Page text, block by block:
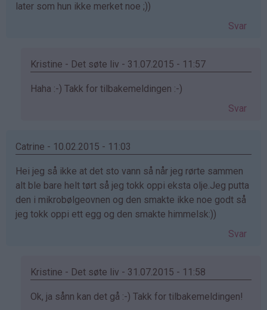
later som hun ikke merket noe ;))
Svar
Kristine - Det søte liv - 31.07.2015 - 11:57
Som
:)
bekreftet)
Haha :-) Takk for tilbakemeldingen :-)
Svar
Catrine - 10.02.2015 - 11:03
Hei jeg så ikke at det sto vann så når jeg rørte sammen
alt ble bare helt tørt så jeg tokk oppi eksta olje.Jeg putta
den i mikrobølgeovnen og den smakte ikke noe godt så
jeg tokk oppi ett egg og den smakte himmelsk:))
Svar
Kristine - Det søte liv - 31.07.2015 - 11:58
Som
Ok, ja sånn kan det gå :-) Takk for tilbakemeldingen!